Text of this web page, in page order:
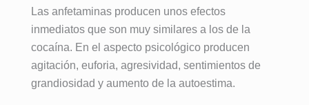
Las anfetaminas producen unos efectos
inmediatos que son muy similares a los de la
cocaína. En el aspecto psicológico producen
agitación, euforia, agresividad, sentimientos de
grandiosidad y aumento de la autoestima.